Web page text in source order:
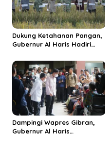
Dukung Ketahanan Pangan,
Gubernur Al Haris Hadiri
Kabupaten Tanjungjabung
Timur
Dampingi Wapres Gibran,
Gubernur Al Haris